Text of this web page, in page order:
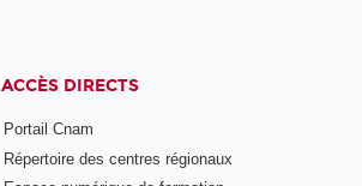
ACCÈS DIRECTS
Portail Cnam
Répertoire des centres régionaux